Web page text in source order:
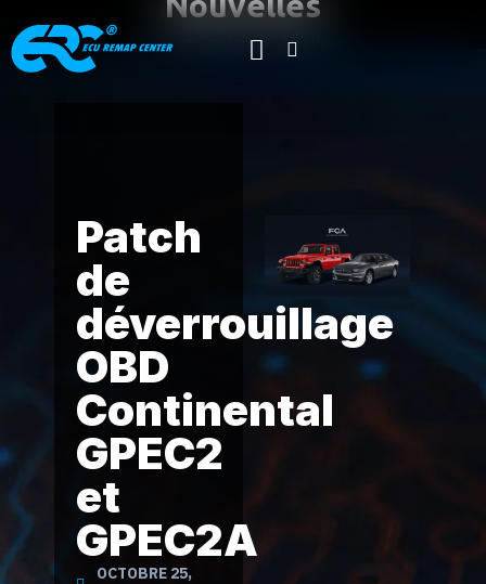
du monde du tuning
Patch
de
déverrouillage
OBD
Continental
GPEC2
et
GPEC2A
OCTOBRE 25,